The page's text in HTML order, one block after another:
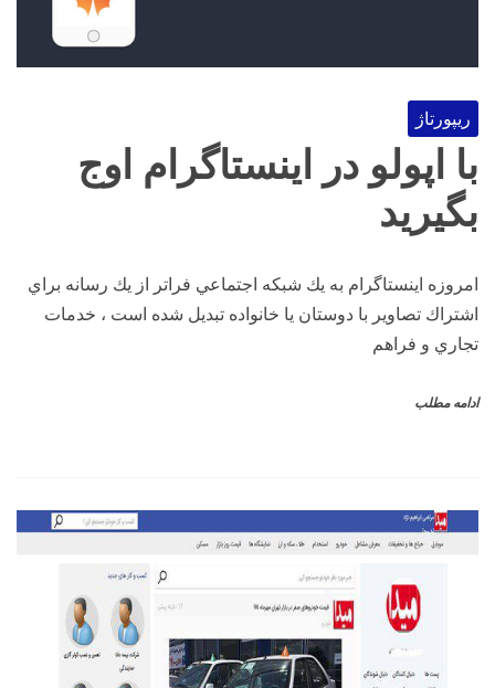
ریپورتاژ
با اپولو در اینستاگرام اوج
بگیرید
امروزه اينستاگرام به يك شبكه اجتماعي فراتر از يك رسانه براي
اشتراك تصاوير با دوستان يا خانواده تبديل شده است ، خدمات
تجاري و فراهم
ادامه مطلب